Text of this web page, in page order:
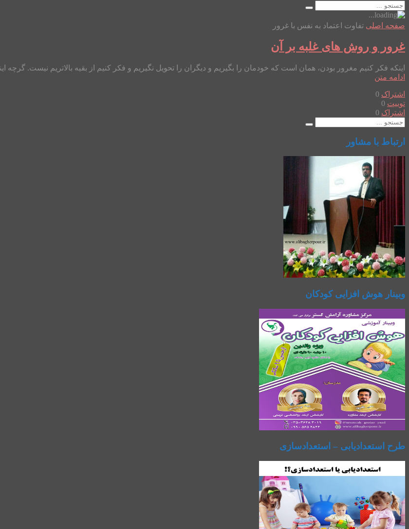
صفحه اصلی تفاوت اعتماد به نفس با غرور
غرور و روش های غلبه بر آن
اینکه فکر کنیم مغرور بودن، همان است که خودمان را بگیریم و دیگران را تحویل نگیریم و فکر کنیم از بقیه بالاتریم نیست.
ادامه متن
اشتراک 0
توییت 0
اشتراک 0
ارتباط با مشاور
وبینار هوش افزایی کودکان
طرح استعدادیابی – استعدادسازی